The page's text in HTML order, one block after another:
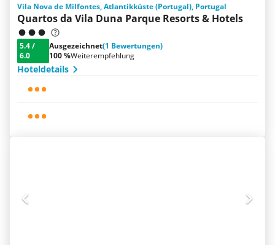
Vila Nova de Milfontes, Atlantikküste (Portugal), Portugal
Quartos da Vila Duna Parque Resorts & Hotels
5.4/
6.0
Ausgezeichnet(1 Bewertungen)
100 %Weiterempfehlung
Hoteldetails